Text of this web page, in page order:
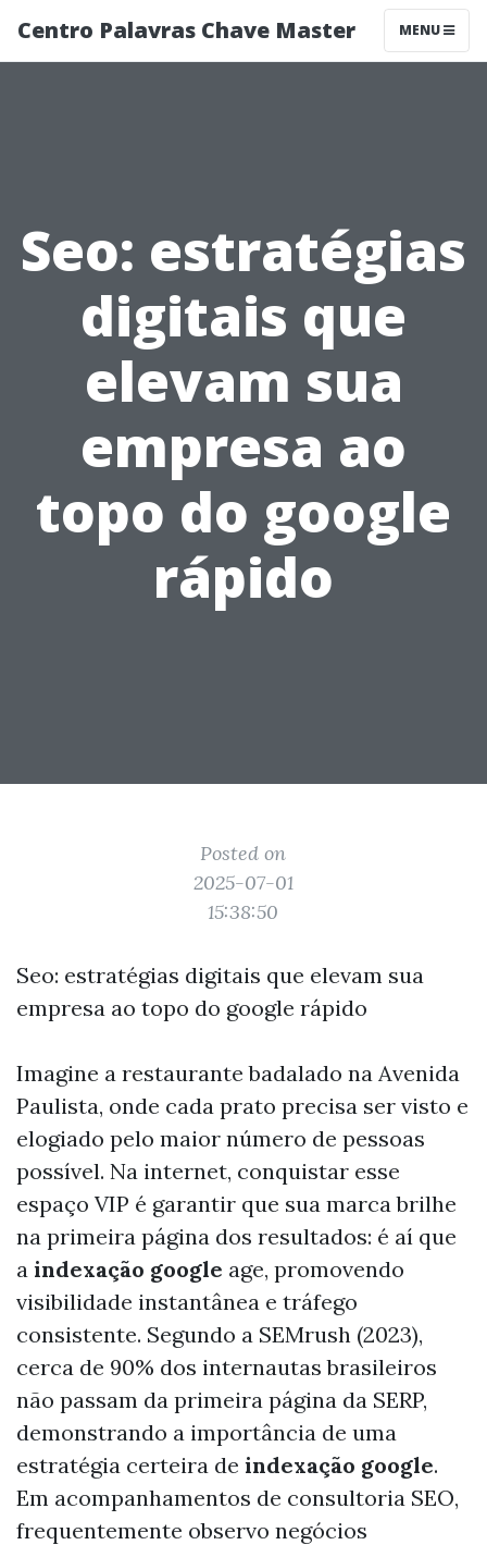
Centro Palavras Chave Master MENU
Seo: estratégias
digitais que
elevam sua
empresa ao
topo do google
rápido
Posted on
2025-07-01
15:38:50
Seo: estratégias digitais que elevam sua
empresa ao topo do google rápido
Imagine a restaurante badalado na Avenida
Paulista, onde cada prato precisa ser visto e
elogiado pelo maior número de pessoas
possível. Na internet, conquistar esse
espaço VIP é garantir que sua marca brilhe
na primeira página dos resultados: é aí que
a indexação google age, promovendo
visibilidade instantânea e tráfego
consistente. Segundo a SEMrush (2023),
cerca de 90% dos internautas brasileiros
não passam da primeira página da SERP,
demonstrando a importância de uma
estratégia certeira de indexação google.
Em acompanhamentos de consultoria SEO,
frequentemente observo negócios